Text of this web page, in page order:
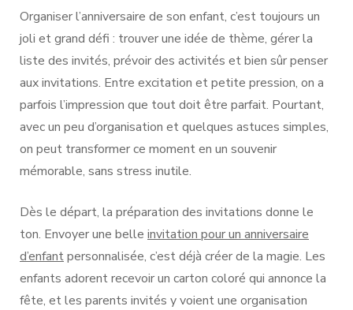
d’enfant
nos
conseils
pour
une
fête
Organiser l’anniversaire de son enfant, c’est toujours un
joli et grand défi : trouver une idée de thème, gérer la
liste des invités, prévoir des activités et bien sûr penser
aux invitations. Entre excitation et petite pression, on a
parfois l’impression que tout doit être parfait. Pourtant,
avec un peu d’organisation et quelques astuces simples,
on peut transformer ce moment en un souvenir
mémorable, sans stress inutile.
Dès le départ, la préparation des invitations donne le
ton. Envoyer une belle invitation pour un anniversaire
d’enfantpersonnalisée, c’est déjà créer de la magie. Les
enfants adorent recevoir un carton coloré qui annonce la
fête, et les parents invités y voient une organisation